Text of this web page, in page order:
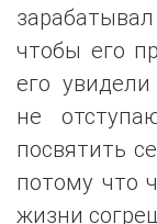
чтобы его
его
не
посвятить
потому что
жизни